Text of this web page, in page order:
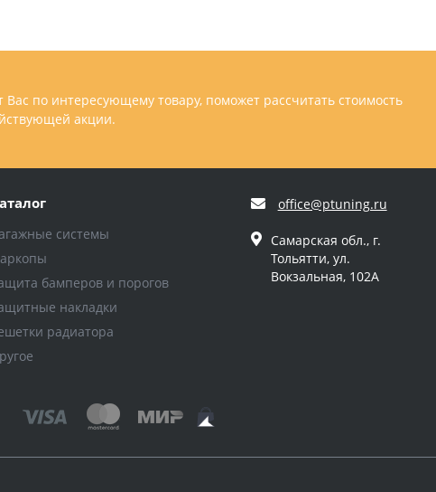
по интересующему товару, поможет рассчитать стоимость
акции.
системы
бамперов и порогов
накладки
радиатора
office@ptuning.ru
Самарская обл., г.
Тольятти, ул.
Вокзальная, 102А